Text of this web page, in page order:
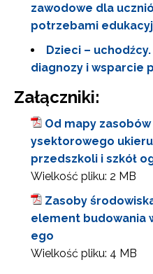
zawodowe dla
potrzebami
Dzieci –
diagnozy i wsparcie
Załączniki:
Od mapy
ysektorowego
przedszkoli i szkół
Wielkość pliku: 2 MB
Zasoby
element budowania
ego
Wielkość pliku: 4 MB